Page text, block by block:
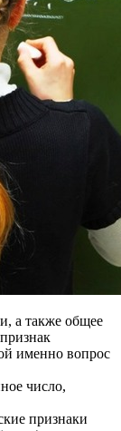
а также общее
именно вопрос
число,
признаки